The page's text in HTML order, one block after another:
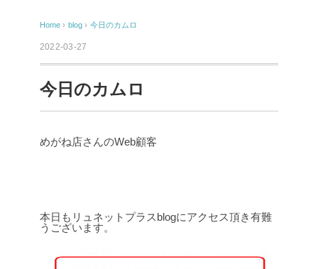
Home › blog › 今日のカムロ
2022-03-27
今日のカムロ
めがね店さんのWeb顧客
本日もリュネットプラスblogにアクセス頂き有難
うございます。